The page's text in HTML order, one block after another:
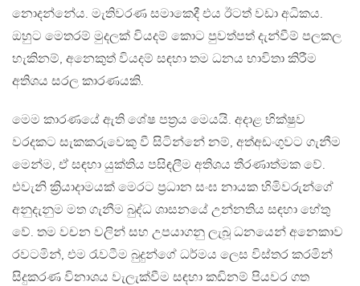
නොදන්නේය. මැතිවරණ සමාකෙදී එය ඊටත් වඩා අධිකය.
ඔහුට මෙතරම් මුදලක් වියදම් කොට පුවත්පත් දැන්වීම් පලකල
හැකිනම්, අනෙකුත් වියදම් සඳහා තම ධනය භාවිතා කිරීම
අතිශය සරල කාරණයකි.
මෙම කාරණයේ ඇති ශේෂ පත්‍රය මෙයයි. අදාළ භික්ෂුව
වරදකට සැකකරුවෙකු වී සිටින්නේ නම්, අත්අඩංගුවට ගැනීම
මෙන්ම, ඒ සඳහා යුක්තිය පසිඳලීම අතිශය තීරණාත්මක වේ.
එවැනි ක්‍රියාදාමයක් මෙරට ප්‍රධාන සංඝ නායක හිමිවරුන්ගේ
අනුදැනුම මත ගැනීම බුද්ධ ශාසනයේ උන්නතිය සඳහා හේතු
වේ. තම වචන වලින් සහ උපයාගනු ලැබූ ධනයෙන් අනෙකාව
රවටමින්, එම රැවටීම බුදුන්ගේ ධර්මය ලෙස විස්තර කරමින්
සිදුකරණ විනාශය වැලැක්වීම සඳහා කඩිනම් පියවර ගත